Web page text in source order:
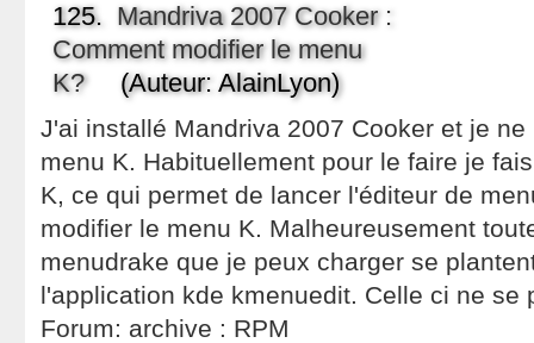
125. Mandriva 2007 Cooker :
Comment modifier le menu
K?(Auteur: AlainLyon)
J'ai installé Mandriva 2007 Cooker et je
menu K. Habituellement pour le faire je
K, ce qui permet de lancer l'éditeur de
modifier le menu K. Malheureusement
menudrake que je peux charger se
l'application kde kmenuedit. Celle ci ne se
Forum: archive : RPM